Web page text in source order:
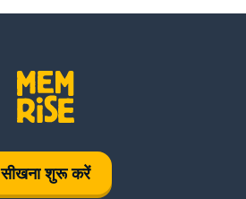
सीखना शुरू करें